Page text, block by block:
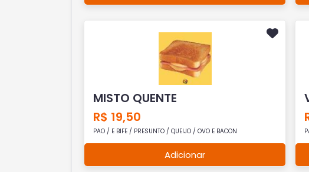
MISTO QUENTE
R$ 19,50
PAO / E BIFE / PRESUNTO / QUEIJO / OVO E BACON
Adicionar